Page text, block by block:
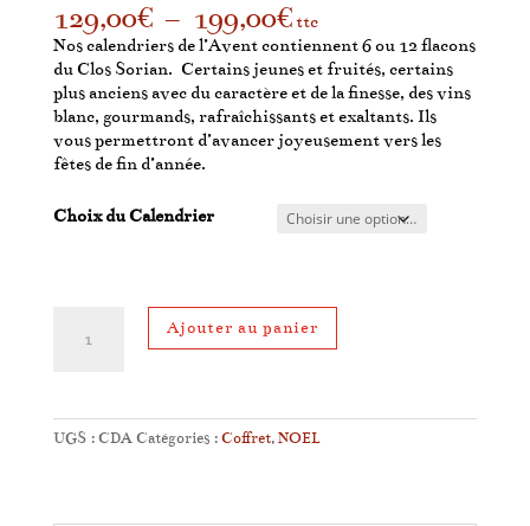
129,00€ – 199,00€Plage
de
prix :
129,00€
à
199,00€
ttc
Nos calendriers de l’Avent contiennent 6 ou 12 flacons
du Clos Sorian. Certains jeunes et fruités, certains
plus anciens avec du caractère et de la finesse, des vins
blanc, gourmands, rafraîchissants et exaltants. Ils
vous permettront d’avancer joyeusement vers les
fêtes de fin d’année.
Choix du Calendrier
by
Ajouter au panier
UGS :CDA Catégories :Coffret,NOEL